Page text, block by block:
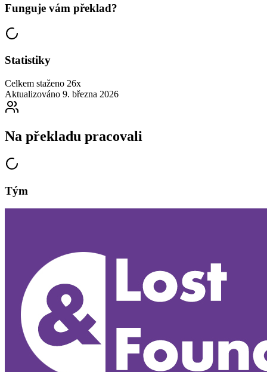
Funguje vám překlad?
Statistiky
Celkem staženo 26x
Aktualizováno 9. března 2026
Na překladu pracovali
Tým